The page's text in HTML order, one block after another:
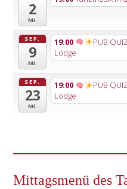
2
Mi.
SEP.
9
Mi.
19:00 PUB
Lodge
SEP.
23
Mi.
19:00 PUB
Lodge
Mittagsmenü des